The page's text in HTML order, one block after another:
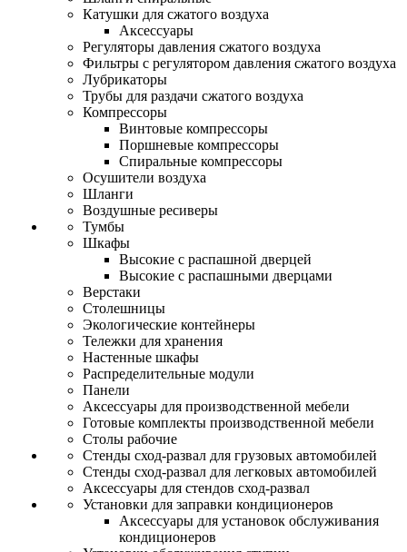
Катушки для сжатого воздуха
Аксессуары
Регуляторы давления сжатого воздуха
Фильтры с регулятором давления сжатого воздуха
Лубрикаторы
Трубы для раздачи сжатого воздуха
Компрессоры
Винтовые компрессоры
Поршневые компрессоры
Спиральные компрессоры
Осушители воздуха
Шланги
Воздушные ресиверы
Тумбы
Шкафы
Высокие с распашной дверцей
Высокие с распашными дверцами
Верстаки
Столешницы
Экологические контейнеры
Тележки для хранения
Настенные шкафы
Распределительные модули
Панели
Аксессуары для производственной мебели
Готовые комплекты производственной мебели
Столы рабочие
Стенды сход-развал для грузовых автомобилей
Стенды сход-развал для легковых автомобилей
Аксессуары для стендов сход-развал
Установки для заправки кондиционеров
Аксессуары для установок обслуживания
кондиционеров